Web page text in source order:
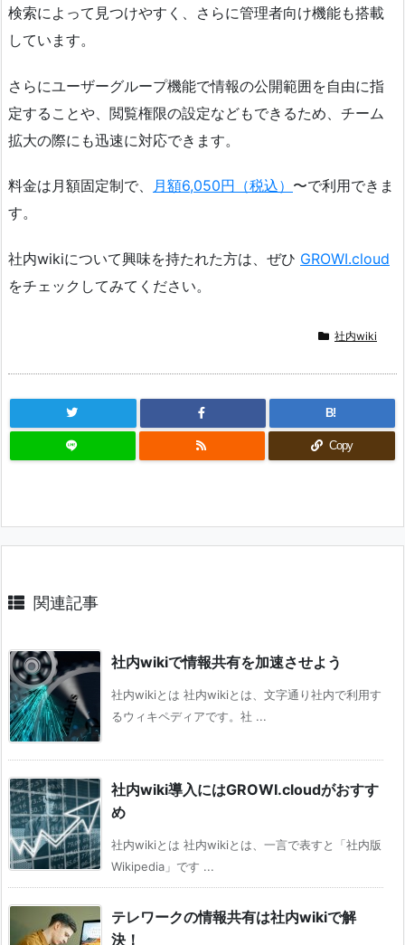
検索によって見つけやすく、さらに管理者向け機能も搭載
しています。
さらにユーザーグループ機能で情報の公開範囲を自由に指
定することや、閲覧権限の設定などもできるため、チーム
拡大の際にも迅速に対応できます。
料金は月額固定制で、 月額6,050円（税込） 〜で利用できま
す。
社内wikiについて興味を持たれた方は、ぜひ GROWI.cloud
をチェックしてみてください。
社内wiki
B!
Copy
関連記事
社内wikiで情報共有を加速させよう
社内wikiとは 社内wikiとは、文字通り社内で利用す
るウィキペディアです。社 ...
社内wiki導入にはGROWI.cloudがおすす
め
社内wikiとは 社内wikiとは、一言で表すと「社内版
Wikipedia」です ...
テレワークの情報共有は社内wikiで解
決！